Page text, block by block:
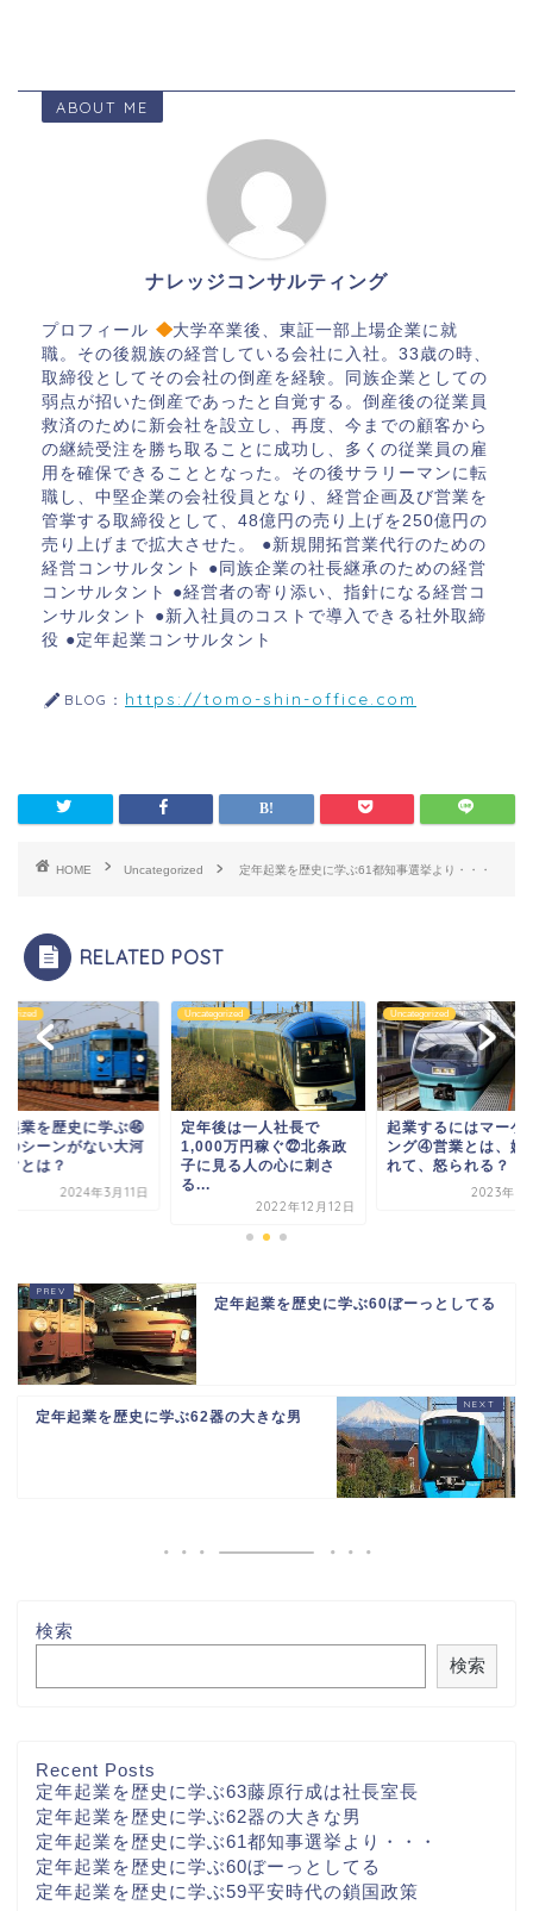
ABOUT ME
ナレッジコンサルティング
プロフィール
大学卒業後、東証一部上場企業に就
職。その後親族の経営している会社に入社。33歳の時、
取締役としてその会社の倒産を経験。同族企業としての
弱点が招いた倒産であったと自覚する。倒産後の従業員
救済のために新会社を設立し、再度、今までの顧客から
の継続受注を勝ち取ることに成功し、多くの従業員の雇
用を確保できることとなった。その後サラリーマンに転
職し、中堅企業の会社役員となり、経営企画及び営業を
管掌する取締役として、48億円の売り上げを250億円の
売り上げまで拡大させた。 ●新規開拓営業代行のための
経営コンサルタント ●同族企業の社長継承のための経営
コンサルタント ●経営者の寄り添い、指針になる経営コ
ンサルタント ●新入社員のコストで導入できる社外取締
役 ●定年起業コンサルタント
BLOG： https://tomo-shin-office.com
HOME Uncategorized 定年起業を歴史に学ぶ61都知事選挙より・・・
RELATED POST
起業を歴史に学ぶ㊻
のシーンがない大河
マとは？
2024年3月11日
Uncategorized
定年後は一人社長で
1,000万円稼ぐ㉒北条政
子に見る人の心に刺さ
る...
2022年12月12日
Uncategorized
起業するにはマーケ
ング④営業とは、嫌
れて、怒られる？
2023年3
定年起業を歴史に学ぶ60ぼーっとしてる
定年起業を歴史に学ぶ62器の大きな男
検索
検索
Recent Posts
定年起業を歴史に学ぶ63藤原行成は社長室長
定年起業を歴史に学ぶ62器の大きな男
定年起業を歴史に学ぶ61都知事選挙より・・・
定年起業を歴史に学ぶ60ぼーっとしてる
定年起業を歴史に学ぶ59平安時代の鎖国政策